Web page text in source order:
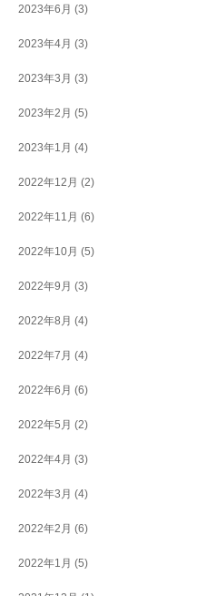
2023年6月 (3)
2023年4月 (3)
2023年3月 (3)
2023年2月 (5)
2023年1月 (4)
2022年12月 (2)
2022年11月 (6)
2022年10月 (5)
2022年9月 (3)
2022年8月 (4)
2022年7月 (4)
2022年6月 (6)
2022年5月 (2)
2022年4月 (3)
2022年3月 (4)
2022年2月 (6)
2022年1月 (5)